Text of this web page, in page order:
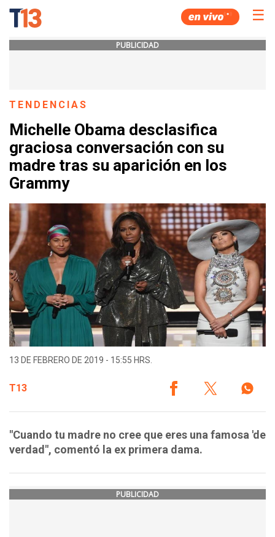
☰
PUBLICIDAD
TENDENCIAS
Michelle Obama desclasifica
graciosa conversación con su
madre tras su aparición en los
Grammy
13 DE FEBRERO DE 2019 - 15:55 HRS.
T13
"Cuando tu madre no cree que eres una famosa 'de
verdad", comentó la ex primera dama.
PUBLICIDAD